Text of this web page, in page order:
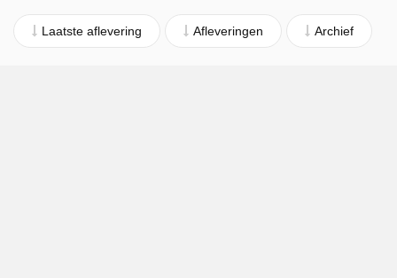
Laatste aflevering Afleveringen Archief